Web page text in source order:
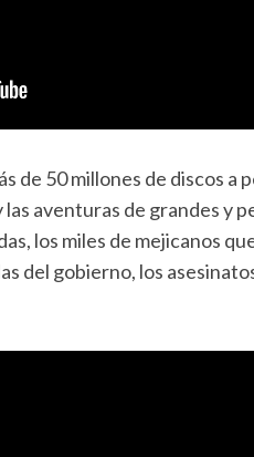
de 50 millones de discos a
las aventuras de grandes y
los miles de mejicanos
del gobierno, los